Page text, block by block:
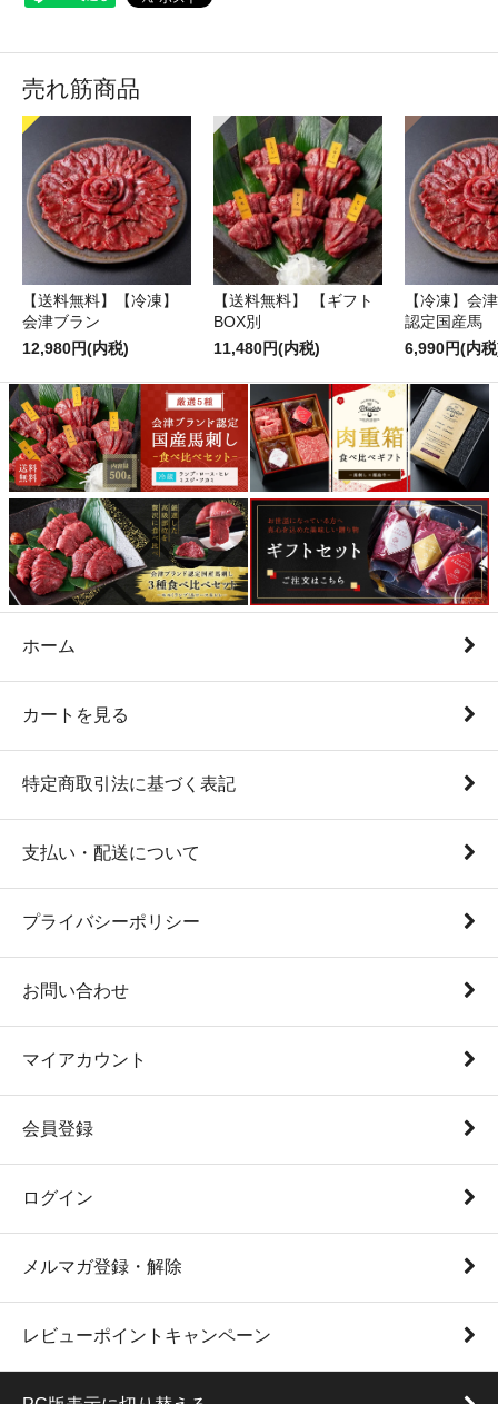
売れ筋商品
【送料無料】【冷凍】
会津ブラン
12,980円(内税)
【送料無料】 【ギフト
BOX別
11,480円(内税)
【冷凍】会
認定国産馬
6,990円(内
ホーム
カートを見る
特定商取引法に基づく表記
支払い・配送について
プライバシーポリシー
お問い合わせ
マイアカウント
会員登録
ログイン
メルマガ登録・解除
レビューポイントキャンペーン